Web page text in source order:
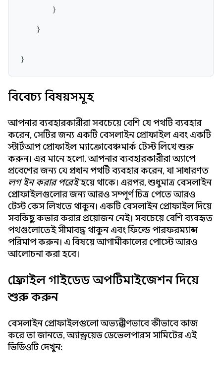
        }
    }
}
বিবেচ্য বিষয়সমূহ
আপনার ব্যবহারকারীরা সবচেয়ে বেশি যে পথটি ব্যবহার
করেন, সেটির জন্য একটি বেসলাইন প্রোফাইল এবং একটি
স্টার্টআপ প্রোফাইল ম্যাক্রোবেঞ্চমার্ক টেস্ট লিখে শুরু
করুন। এর মানে হলো, আপনার ব্যবহারকারীরা অ্যাপে
প্রবেশের জন্য যে প্রধান পথটি ব্যবহার করেন, যা সাধারণত
লগ ইন করার পরেইহয়ে থাকে। এরপর, শুধুমাত্র বেসলাইন
প্রোফাইলগুলোর জন্য আরও সম্পূর্ণ চিত্র পেতে আরও
টেস্ট কেস লিখতে থাকুন। একটি বেসলাইন প্রোফাইল দিয়ে
সবকিছু কভার করার প্রয়োজন নেই। সবচেয়ে বেশি ব্যবহৃত
পথগুলোতেই সীমাবদ্ধ থাকুন এবং ফিল্ডে পারফরম্যান্স
পরিমাপ করুন। এ বিষয়ে আগামীকালের পোস্টে আরও
আলোচনা করা হবে।
প্রোফাইল গাইডেড অপটিমাইজেশন দিয়ে
শুরু করুন
বেসলাইন প্রোফাইলগুলো অভ্যন্তরীণভাবে কীভাবে কাজ
করে তা জানতে, অ্যান্ড্রয়েড ডেভেলপারস সামিটের এই
ভিডিওটি দেখুন: